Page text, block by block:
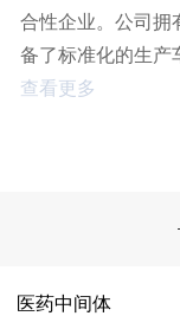
合性企业。公司拥
备了标准化的生产
查看更多
医药中间体